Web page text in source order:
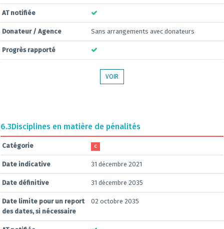
AT notifiée
Donateur / Agence Sans arrangements avec donateurs
Progrès rapporté
VOIR
6.3Disciplines en matière de pénalités
Catégorie C
Date indicative 31 décembre 2021
Date définitive 31 décembre 2035
Date limite pour un report
des dates, si nécessaire
02 octobre 2035